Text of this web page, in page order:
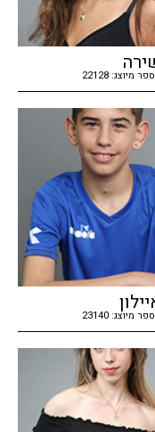
מיוצג: 22128
מיוצג: 23140